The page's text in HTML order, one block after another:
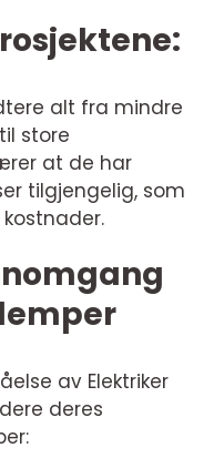
alt fra mindre
store
at de har
tilgjengelig, som
av Elektriker
deres